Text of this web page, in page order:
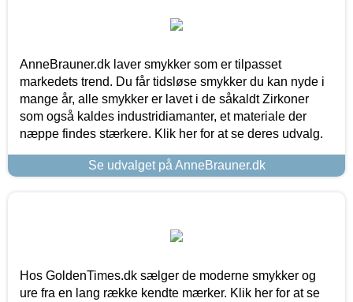
AnneBrauner.dk laver smykker som er tilpasset
markedets trend. Du får tidsløse smykker du kan nyde i
mange år, alle smykker er lavet i de såkaldt Zirkoner
som også kaldes industridiamanter, et materiale der
næppe findes stærkere. Klik her for at se deres udvalg.
Se udvalget på AnneBrauner.dk
Hos GoldenTimes.dk sælger de moderne smykker og
ure fra en lang række kendte mærker. Klik her for at se